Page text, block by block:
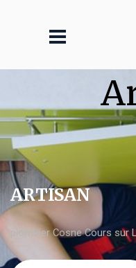
ARTISAN
plombier Cosne Cours sur